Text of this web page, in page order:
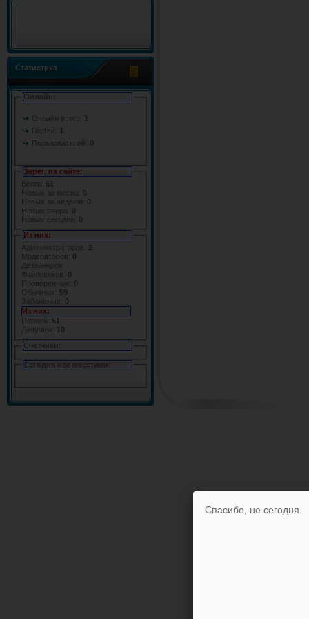
Статистика
Онлайн:
Онлайн всего: 1
Гостей: 1
Пользователей: 0
Зарег. на сайте:
Всего: 61
Новых за месяц: 0
Новых за неделю: 0
Новых вчера: 0
Новых сегодня: 0
Из них:
Администраторов: 2
Модераторов: 0
Дизайнеров:
Файловиков: 0
Проверенных: 0
Обычных: 59
Забаненых: 0
Из них:
Парней: 51
Девушек:
10
Счетчики:
Сегодня нас посетили:
Спасибо, не сегодня.